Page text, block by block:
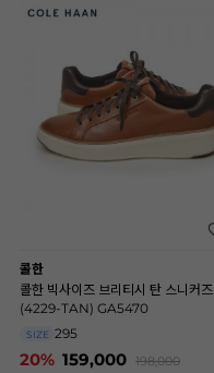
콜한
콜한 빅사이즈 브리티시 탄 스니커즈
(4229-TAN) GA5470
SIZE 295
20% 159,000 198,000